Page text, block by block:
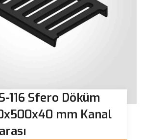
116 Sfero Döküm
mm Kanal